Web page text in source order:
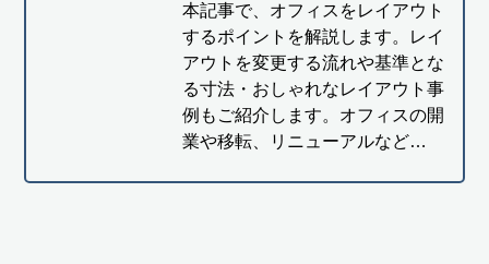
本記事で、オフィスをレイアウト
するポイントを解説します。レイ
アウトを変更する流れや基準とな
る寸法・おしゃれなレイアウト事
例もご紹介します。オフィスの開
業や移転、リニューアルなど…